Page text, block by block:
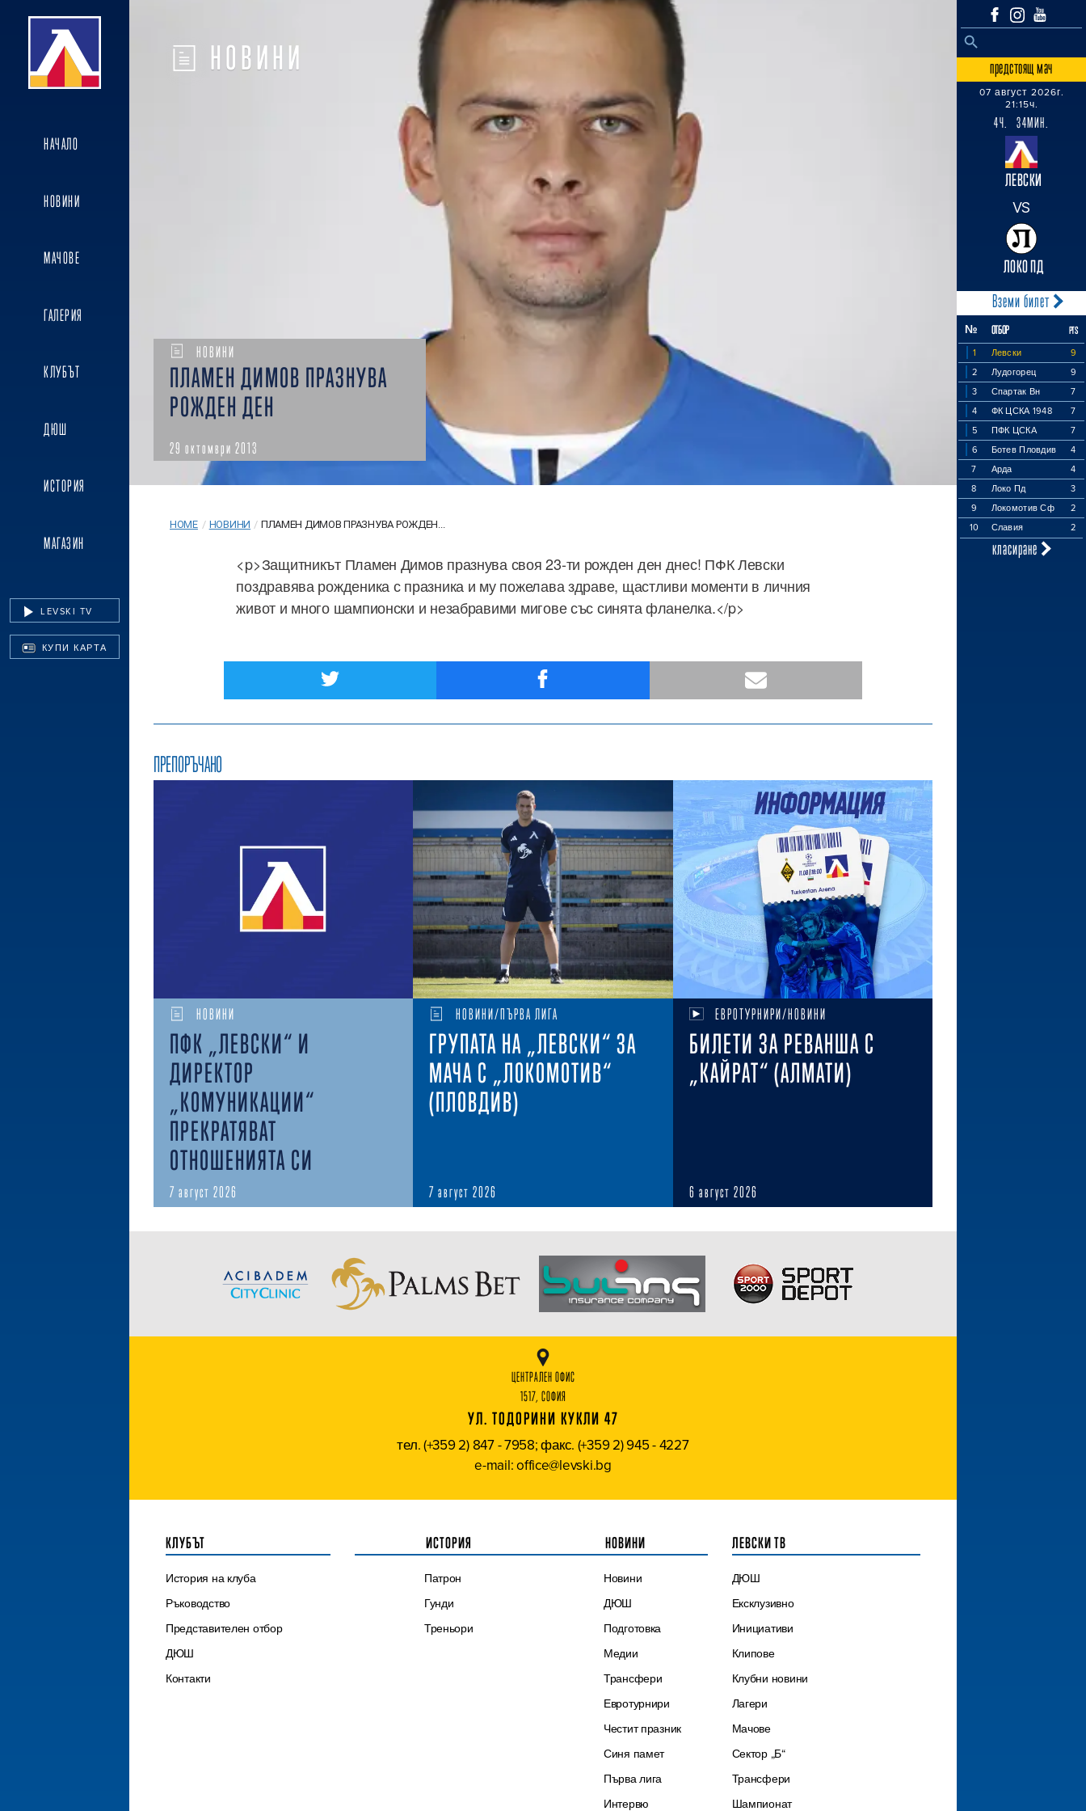
НАЧАЛО
НОВИНИ
МАЧОВЕ
ГАЛЕРИЯ
КЛУБЪТ
ДЮШ
ИСТОРИЯ
МАГАЗИН
LEVSKI TV
КУПИ КАРТА
Search
SEARCH BUTTON
предстоящ мач
07 август 2026г.
21:15ч.
4Ч. 34МИН.
ЛЕВСКИ
VS
ЛОКО ПД
Вземи билет
№ ОТБОР PTS
1 Левски
9
2
Лудогорец
9
3
Спартак Вн
7
4
ФК ЦСКА 1948
7
5
ПФК ЦСКА
7
6
Ботев Пловдив
4
7
Арда
4
8
Локо Пд
3
9
Локомотив Сф
2
10
Славия 2
класиране
НОВИНИ
НОВИНИ
ПЛАМЕН ДИМОВ ПРАЗНУВА
РОЖДЕН ДЕН
29 октомври 2013
HOME / НОВИНИ / ПЛАМЕН ДИМОВ ПРАЗНУВА РОЖДЕН...
<p>Защитникът Пламен Димов празнува своя 23-ти рожден ден днес! ПФК Левски
поздравява рожденика с празника и му пожелава здраве, щастливи моменти в личния
живот и много шампионски и незабравими мигове със синята фланелка.</p>
ПРЕПОРЪЧАНО
НОВИНИ
ПФК „ЛЕВСКИ“ И
ДИРЕКТОР
„КОМУНИКАЦИИ“
ПРЕКРАТЯВАТ
ОТНОШЕНИЯТА СИ
7 август 2026
НОВИНИ/ПЪРВА ЛИГА
ГРУПАТА НА „ЛЕВСКИ“ ЗА
МАЧА С „ЛОКОМОТИВ“
(ПЛОВДИВ)
7 август 2026
ЕВРОТУРНИРИ/НОВИНИ
БИЛЕТИ ЗА РЕВАНША С
„КАЙРАТ“ (АЛМАТИ)
6 август 2026
ЦЕНТРАЛЕН ОФИС
1517, СОФИЯ
УЛ. ТОДОРИНИ КУКЛИ 47
тел. (+359 2) 847 - 7958; факс. (+359 2) 945 - 4227
e-mail: office@levski.bg
КЛУБЪТ
История на клуба
Ръководство
Представителен отбор
ДЮШ
Контакти
ИСТОРИЯ
Патрон
Гунди
Треньори
НОВИНИ
Новини
ДЮШ
Подготовка
Медии
Трансфери
Евротурнири
Честит празник
Синя памет
Първа лига
Интервю
ЛЕВСКИ ТВ
ДЮШ
Ексклузивно
Инициативи
Клипове
Клубни новини
Лагери
Мачове
Сектор „Б“
Трансфери
Шампионат